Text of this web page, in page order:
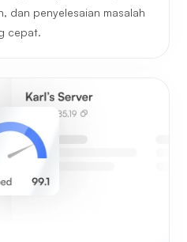
dan penyelesaian masalah
cepat.